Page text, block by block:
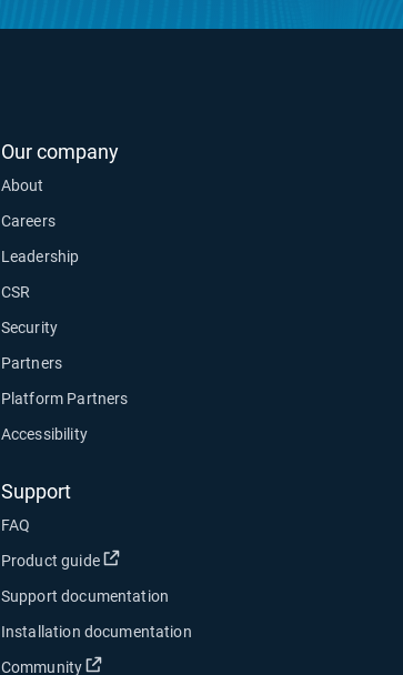
Our company
About
Careers
Leadership
CSR
Security
Partners
Platform Partners
Accessibility
Support
FAQ
Product guide
新しいウィンドウで開く
Support documentation
Installation documentation
Community
新しいウィンドウで開く